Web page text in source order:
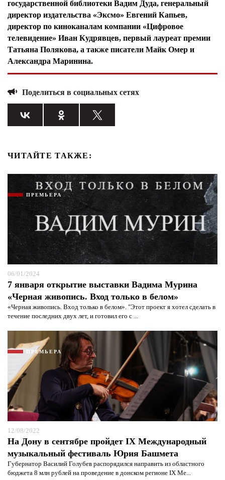
государственной библиотеки Вадим Дуда, генеральный
директор издательства «Эксмо» Евгений Капьев,
директор по киноканалам компании «Цифровое
телевидение» Иван Кудрявцев, первый лауреат премии
Татьяна Полякова, а также писатели Майк Омер и
Александра Маринина.
Поделиться в социальных сетях
ЧИТАЙТЕ ТАКЖЕ:
ПРЕМЬЕРА
06/01/2024
7 января открытие выставки Вадима Мурина
«Черная живопись. Вход только в белом»
«Черная живопись. Вход только в белом». "Этот проект я хотел сделать в
течение последних двух лет, и готовил его с ...
ПРЕМЬЕРА
12/08/2022
На Дону в сентябре пройдет IX Международный
музыкальный фестиваль Юрия Башмета
Губернатор Василий Голубев распорядился направить из областного
бюджета 8 млн рублей на проведение в донском регионе IX Ме...